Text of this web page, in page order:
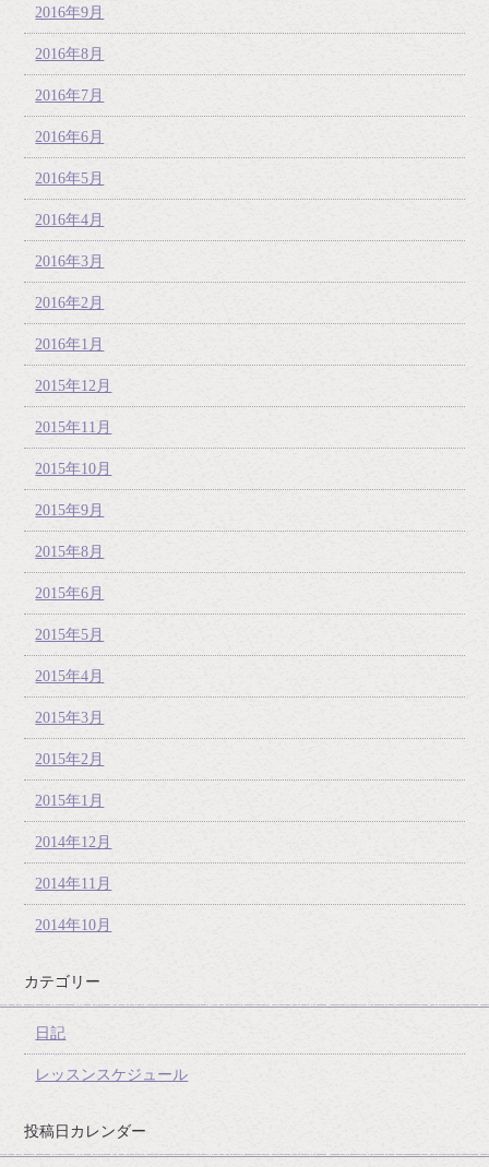
2016年9月
2016年8月
2016年7月
2016年6月
2016年5月
2016年4月
2016年3月
2016年2月
2016年1月
2015年12月
2015年11月
2015年10月
2015年9月
2015年8月
2015年6月
2015年5月
2015年4月
2015年3月
2015年2月
2015年1月
2014年12月
2014年11月
2014年10月
カテゴリー
日記
レッスンスケジュール
投稿日カレンダー